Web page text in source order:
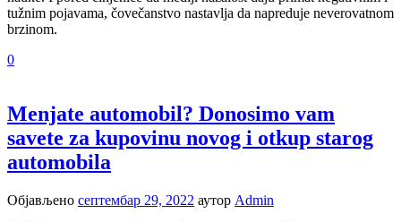
tužnim pojavama, čovečanstvo nastavlja da napreduje neverovatnom
brzinom.
0
Menjate automobil? Donosimo vam
savete za kupovinu novog i otkup starog
automobila
Објављено септембар 29, 2022 аутор Admin